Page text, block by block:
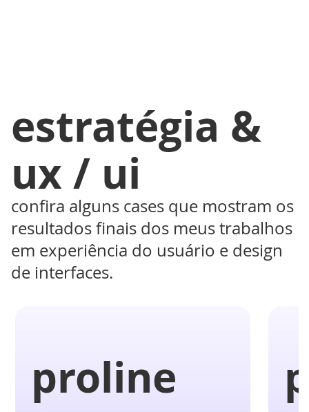
proline
confira alguns cases que mostram os
resultados finais dos meus trabalhos
em experiência do usuário e design
de interfaces.
estratégia &
ux / ui